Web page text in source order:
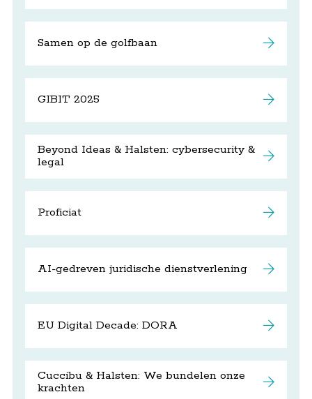
Samen op de golfbaan
GIBIT 2025
Beyond Ideas & Halsten: cybersecurity &
legal
Proficiat
AI-gedreven juridische dienstverlening
EU Digital Decade: DORA
Cuccibu & Halsten: We bundelen onze
krachten